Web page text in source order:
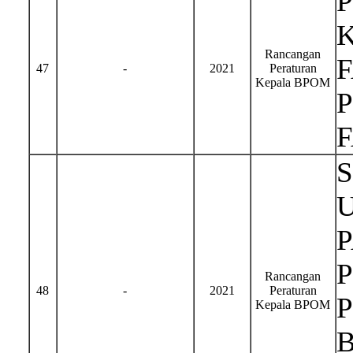
47 - 2021
Rancangan
Peraturan
Kepala BPOM
48 - 2021
Rancangan
Peraturan
Kepala BPOM